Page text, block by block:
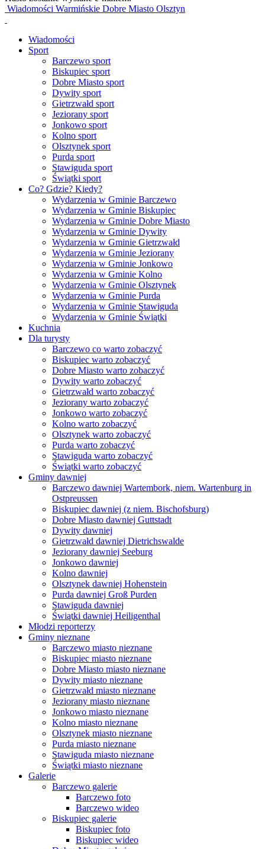
Wiadomości Warmińskie Dobre Miasto Olsztyn
Wiadomości
Sport
Barczewo sport
Biskupiec sport
Dobre Miasto sport
Dywity sport
Gietrzwałd sport
Jeziorany sport
Jonkowo sport
Kolno sport
Olsztynek sport
Purda sport
Stawiguda sport
Świątki sport
Co? Gdzie? Kiedy?
Wydarzenia w Gminie Barczewo
Wydarzenia w Gminie Biskupiec
Wydarzenia w Gminie Dobre Miasto
Wydarzenia w Gminie Dywity
Wydarzenia w Gminie Gietrzwałd
Wydarzenia w Gminie Jeziorany
Wydarzenia w Gminie Jonkowo
Wydarzenia w Gminie Kolno
Wydarzenia w Gminie Olsztynek
Wydarzenia w Gminie Purda
Wydarzenia w Gminie Stawiguda
Wydarzenia w Gminie Świątki
Kuchnia
Dla turysty
Barczewo co warto zobaczyć
Biskupiec warto zobaczyć
Dobre Miasto warto zobaczyć
Dywity warto zobaczyć
Gietrzwałd warto zobaczyć
Jeziorany warto zobaczyć
Jonkowo warto zobaczyć
Kolno warto zobaczyć
Olsztynek warto zobaczyć
Purda warto zobaczyć
Stawiguda warto zobaczyć
Świątki warto zobaczyć
Gminy dawniej
Barczewo dawniej Wartembork, niem. Wartenburg in
Ostpreussen
Biskupiec dawniej (z niem. Bischofsburg)
Dobre Miasto dawniej Guttstadt
Dywity dawniej
Gietrzwałd dawniej Dietrichswalde
Jeziorany dawniej Seeburg
Jonkowo dawniej
Kolno dawniej
Olsztynek dawniej Hohenstein
Purda dawniej Groß Purden
Stawiguda dawniej
Świątki dawniej Heiligenthal
Młodzi reporterzy
Gminy nieznane
Barczewo miasto nieznane
Biskupiec miasto nieznane
Dobre Miasto miasto nieznane
Dywity miasto nieznane
Gietrzwałd miasto nieznane
Jeziorany miasto nieznane
Jonkowo miasto nieznane
Kolno miasto nieznane
Olsztynek miasto nieznane
Purda miasto nieznane
Stawiguda miasto nieznane
Świątki miasto nieznane
Galerie
Barczewo galerie
Barczewo foto
Barczewo wideo
Biskupiec galerie
Biskupiec foto
Biskupiec wideo